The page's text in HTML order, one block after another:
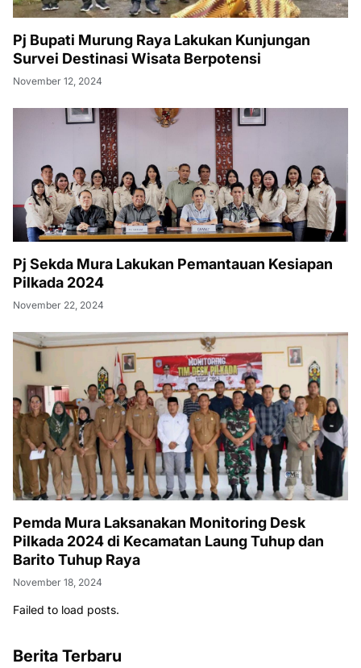
Pj Bupati Murung Raya Lakukan Kunjungan
Survei Destinasi Wisata Berpotensi
November 12, 2024
Pj Sekda Mura Lakukan Pemantauan Kesiapan
Pilkada 2024
November 22, 2024
Pemda Mura Laksanakan Monitoring Desk
Pilkada 2024 di Kecamatan Laung Tuhup dan
Barito Tuhup Raya
November 18, 2024
Failed to load posts.
Berita Terbaru